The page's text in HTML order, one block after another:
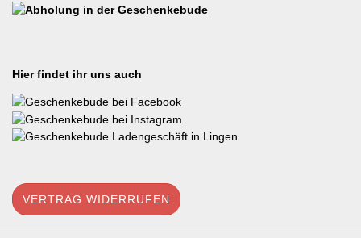
Hier findet ihr uns auch
VERTRAG WIDERRUFEN